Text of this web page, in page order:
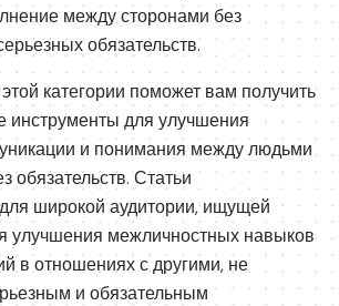
между сторонами без
обязательств.
категории поможет вам получить
инструменты для улучшения
и понимания между людьми
обязательств. Статьи
широкой аудитории, ищущей
улучшения межличностных навыков
в отношениях с другими, не
и обязательным